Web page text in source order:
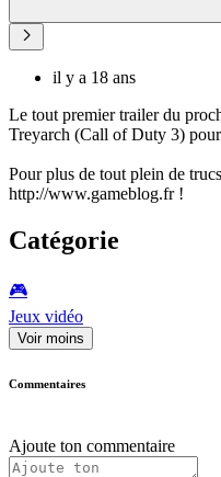
il y a 18 ans
Le tout premier trailer du
Treyarch (Call of Duty 3)
Pour plus de tout plein de
http://www.gameblog.fr !
Catégorie
🎮️
Jeux vidéo
Voir moins
Commentaires
Ajoute ton commentaire